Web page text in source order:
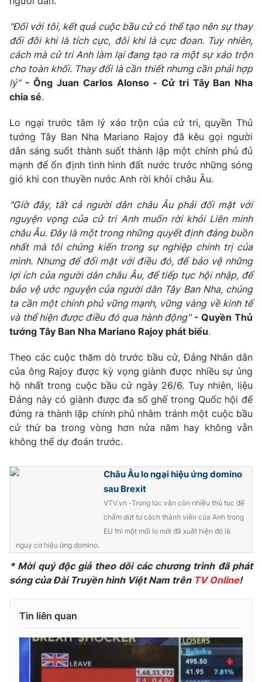
Học trực tuyến
Công nghệ
Hitech Công nghệ tương lai
Sản phẩm
Thị trường
Tư vấn
Giao lưu trực tuyến
Lịch phát sóng
Chuyên mục khác
Emagazine Podcast
Photo Infographic
Video Shorts video
VTV Money VTV Thể thao
VTV Sức khoẻ Bất động sản
Thị trường 24h Tấm lòng Việt
VTV9 VTV8
Liên hệ tòa soạn English
THỜI BÁO VTV
Cơ quan chủ quản:Đài Truyền hình Việt Nam
Cơ quan báo chí:Thời báo VTV
cấp ngày 29/12/2023
Phó Tổng Biên tập:Nguyễn Thị Mỹ Hạnh, Phạm Quốc Thắng,
Nguyễn Trọng Ninh
Tổng đài VTV:024.38 355 931 - 024.38 355 932
"Đối với tôi, kết quả cuộc bầu cử có thể tạo nên sự thay
đổi đôi khi là tích cực, đôi khi là cực đoan. Tuy nhiên,
cách mà cử tri Anh làm lại đang tạo ra một sự xáo trộn
cho toàn khối. Thay đổi là cần thiết nhưng cần phải hợp
lý" - Ông Juan Carlos Alonso - Cử tri Tây Ban Nha
chia sẻ.
Lo ngại trước tâm lý xáo trộn của cử tri, quyền Thủ
tướng Tây Ban Nha Mariano Rajoy đã kêu gọi người
dân sáng suốt thành suốt thành lập một chính phủ đủ
mạnh để ổn định tình hình đất nước trước những sóng
gió khi con thuyền nước Anh rời khỏi châu Âu.
"Giờ đây, tất cả người dân châu Âu phải đối mặt với
nguyện vọng của cử tri Anh muốn rời khỏi Liên minh
châu Âu. Đây là một trong những quyết định đáng buồn
nhất mà tôi chứng kiến trong sự nghiệp chính trị của
mình. Nhưng để đối mặt với điều đó, để bảo vệ những
lợi ích của người dân châu Âu, để tiếp tục hội nhập, để
bảo vệ ước nguyện của người dân Tây Ban Nha, chúng
ta cần một chính phủ vững mạnh, vững vàng về kinh tế
và thể hiện được điều đó qua hành động" - Quyền Thủ
tướng Tây Ban Nha Mariano Rajoy phát biểu.
Theo các cuộc thăm dò trước bầu cử, Đảng Nhân dân
của ông Rajoy được kỳ vọng giành được nhiều sự ủng
hộ nhất trong cuộc bầu cử ngày 26/6. Tuy nhiên, liệu
Đảng này có giành được đa số ghế trong Quốc hội để
đứng ra thành lập chính phủ nhằm tránh một cuộc bầu
cử thứ ba trong vòng hơn nửa năm hay không vẫn
không thể dự đoán trước.
Châu Âu lo ngại hiệu ứng domino
sau Brexit
VTV.vn -Trong lúc vẫn còn nhiều thủ tục để
chấm dứt tư cách thành viên của Anh trong
EU thì một mối lo mới đã xuất hiện đó là
nguy cơ hiệu ứng domino.
* Mời quý độc giả theo dõi các chương trình đã phát
sóng của Đài Truyền hình Việt Nam trên TV Online!
Tin liên quan